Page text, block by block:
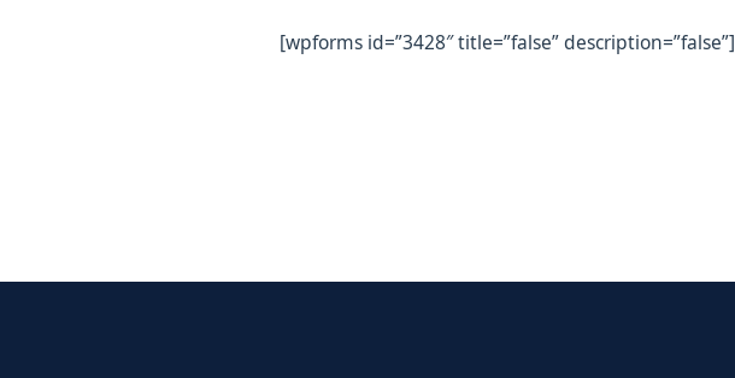
[wpforms id=”3428″ title=”false” description=”false”]